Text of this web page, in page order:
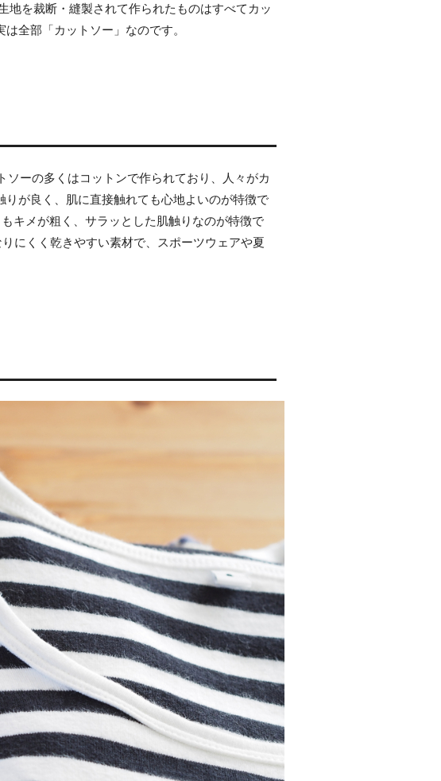
を裁断・縫製されて作られたものはすべてカッ
全部「カットソー」なのです。
ーの多くはコットンで作られており、人々がカ
が良く、肌に直接触れても心地よいのが特徴で
キメが粗く、サラッとした肌触りなのが特徴で
にくく乾きやすい素材で、スポーツウェアや夏